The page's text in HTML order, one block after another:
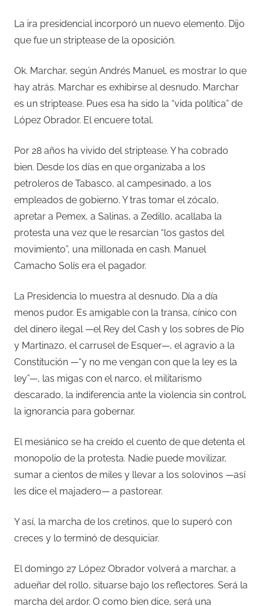
La ira presidencial incorporó un nuevo elemento. Dijo
que fue un striptease de la oposición.
Ok. Marchar, según Andrés Manuel, es mostrar lo que
hay atrás. Marchar es exhibirse al desnudo. Marchar
es un striptease. Pues esa ha sido la “vida política” de
López Obrador. El encuere total.
Por 28 años ha vivido del striptease. Y ha cobrado
bien. Desde los días en que organizaba a los
petroleros de Tabasco, al campesinado, a los
empleados de gobierno. Y tras tomar el zócalo,
apretar a Pemex, a Salinas, a Zedillo, acallaba la
protesta una vez que le resarcían “los gastos del
movimiento”, una millonada en cash. Manuel
Camacho Solís era el pagador.
La Presidencia lo muestra al desnudo. Día a día
menos pudor. Es amigable con la transa, cínico con
del dinero ilegal —el Rey del Cash y los sobres de Pío
y Martinazo, el carrusel de Esquer—, el agravio a la
Constitución —“y no me vengan con que la ley es la
ley”—, las migas con el narco, el militarismo
descarado, la indiferencia ante la violencia sin control,
la ignorancia para gobernar.
El mesiánico se ha creído el cuento de que detenta el
monopolio de la protesta. Nadie puede movilizar,
sumar a cientos de miles y llevar a los solovinos —así
les dice el majadero— a pastorear.
Y así, la marcha de los cretinos, que lo superó con
creces y lo terminó de desquiciar.
El domingo 27 López Obrador volverá a marchar, a
adueñar del rollo, situarse bajo los reflectores. Será la
marcha del ardor. O como bien dice, será una